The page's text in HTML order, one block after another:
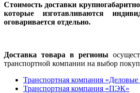
Стоимость доставки
которые изготавливаются
оговаривается отдельно.
Доставка товара в регионы
транспортной компании на выбор
Транспортная компания
Транспортная компания «ПЭК»